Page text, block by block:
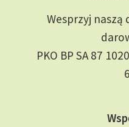
Wesprzyj naszą
PKO BP SA 87